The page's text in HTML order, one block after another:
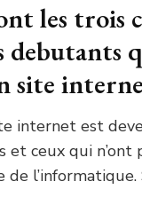
les trois
debutants
site
internet est
et ceux qui n’ont
de